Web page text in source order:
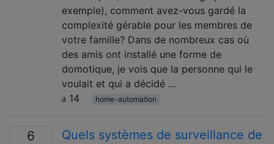
exemple), comment avez-vous gardé la
complexité gérable pour les membres de
votre famille? Dans de nombreux cas où
des amis ont installé une forme de
domotique, je vois que la personne qui le
voulait et qui a décidé …
14
home-automation
6
Quels systèmes de surveillance de